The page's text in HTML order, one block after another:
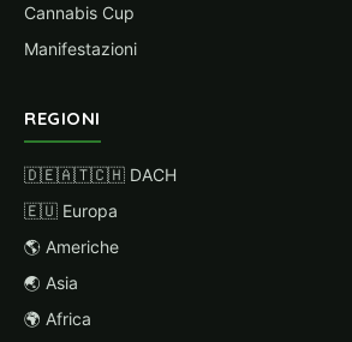
Cannabis Cup
Manifestazioni
REGIONI
🇩🇪🇦🇹🇨🇭 DACH
🇪🇺 Europa
🌎 Americhe
🌏 Asia
🌍 Africa